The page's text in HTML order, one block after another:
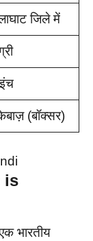
जिले में
(बॉक्सर)
is
भारतीय